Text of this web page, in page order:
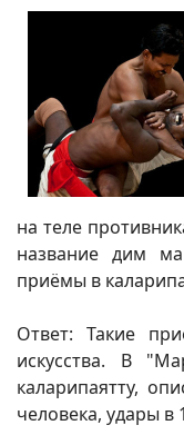
на теле
название дим
приёмы в
Ответ: Такие
искусства. В
каларипаятту,
человека, удары в